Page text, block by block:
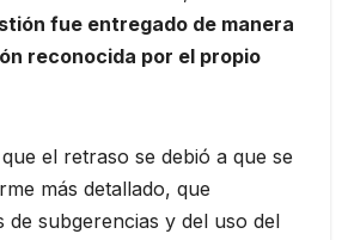
fue entregado de manera
reconocida por el propio
el retraso se debió a que se
más detallado, que
de subgerencias y del uso del